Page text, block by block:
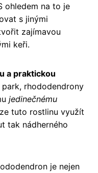
ohledem na to je
s jinými
zajímavou
keři.
a praktickou
rhododendrony
jedinečnému
tuto rostlinu využít
tak nádherného
je nejen